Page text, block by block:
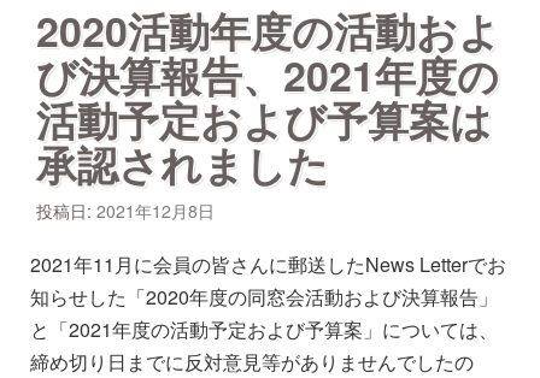
2020活動年度の活動およ
び決算報告、2021年度の
活動予定および予算案は
承認されました
投稿日: 2021年12月8日
2021年11月に会員の皆さんに郵送したNews Letterでお
知らせした「2020年度の同窓会活動および決算報告」
と「2021年度の活動予定および予算案」については、
締め切り日までに反対意見等がありませんでしたの